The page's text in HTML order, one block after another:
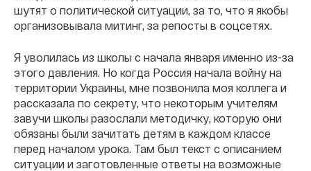
шутят о политической ситуации, за то, что я якобы
организовывала митинг, за репосты в соцсетях.
Я уволилась из школы с начала января именно из-за
этого давления. Но когда Россия начала войну на
территории Украины, мне позвонила моя коллега и
рассказала по секрету, что некоторым учителям
завучи школы разослали методичку, которую они
обязаны были зачитать детям в каждом классе
перед началом урока. Там был текст с описанием
ситуации и заготовленные ответы на возможные